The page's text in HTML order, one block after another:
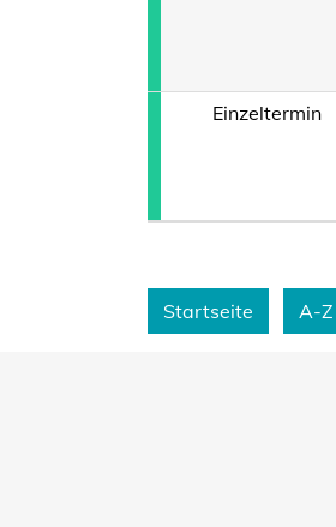
Einzeltermin
Startseite A-Z